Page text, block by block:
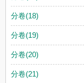
分卷(18)
分卷(19)
分卷(20)
分卷(21)